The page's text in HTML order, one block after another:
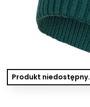
Produkt niedostępny.